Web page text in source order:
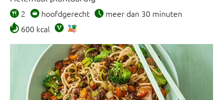
2 hoofdgerecht
meer dan 30 minuten
600 kcal